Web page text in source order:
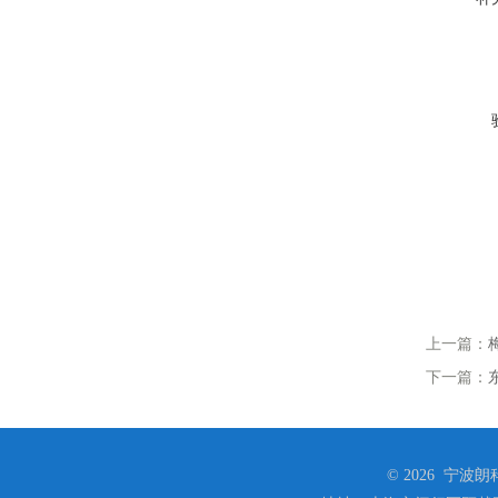
上一篇：
下一篇：
© 2026 宁波朗